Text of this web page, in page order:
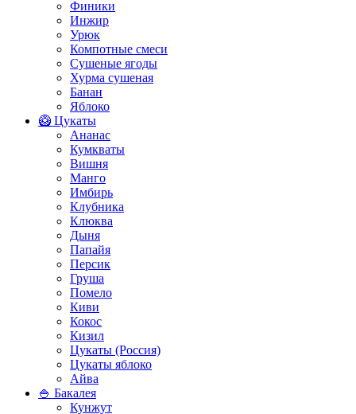
Финики
Инжир
Урюк
Компотные смеси
Сушеные ягоды
Хурма сушеная
Банан
Яблоко
🥝 Цукаты
Ананас
Кумкваты
Вишня
Манго
Имбирь
Клубника
Клюква
Дыня
Папайя
Персик
Груша
Помело
Киви
Кокос
Кизил
Цукаты (Россия)
Цукаты яблоко
Айва
🍚 Бакалея
Кунжут